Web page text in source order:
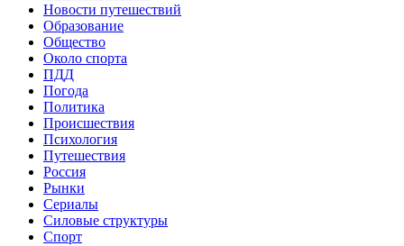
Новости путешествий
Образование
Общество
Около спорта
ПДД
Погода
Политика
Происшествия
Психология
Путешествия
Россия
Рынки
Сериалы
Силовые структуры
Спорт